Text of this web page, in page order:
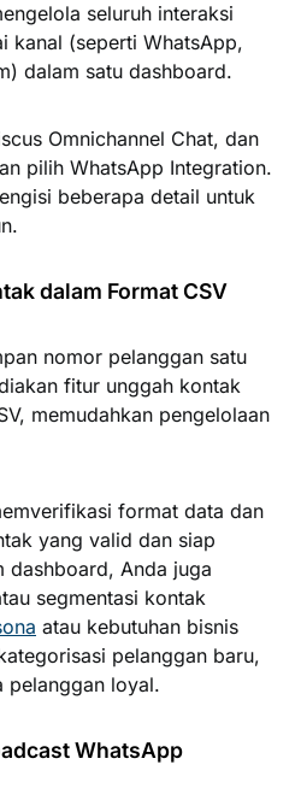
seluruh interaksi
kanal (seperti WhatsApp,
dalam satu dashboard.
Omnichannel Chat, dan
pilih WhatsApp Integration.
beberapa detail untuk
dalam Format CSV
nomor pelanggan satu
fitur unggah kontak
memudahkan pengelolaan
format data dan
yang valid dan siap
dashboard, Anda juga
segmentasi kontak
atau kebutuhan bisnis
pelanggan baru,
pelanggan loyal.
WhatsApp